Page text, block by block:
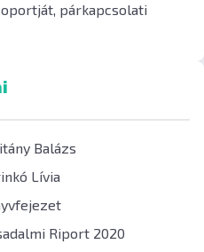
párkapcsolati
Balázs
Lívia
Riport 2020